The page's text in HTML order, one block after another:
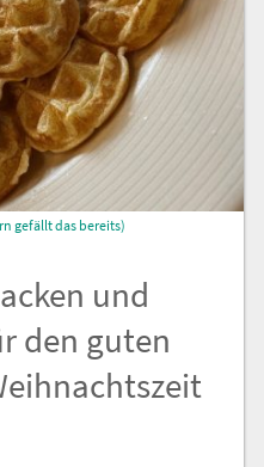
& Sein
& Köpfe
Über uns
Netiquette
Nachricht an die
Redaktion
gefällt das
und
den guten